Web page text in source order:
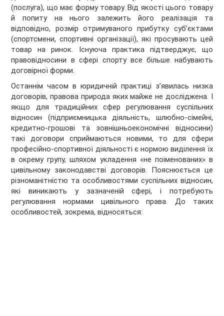
(послуга), що має форму товару. Від якості цього товару
й попиту на нього залежить його реалізація та
відповідно, розмір отримуваного прибутку суб’єктами
(спортсмени, спортивні організації), які просувають цей
товар на ринок. Існуюча практика підтверджує, що
правовідносини в сфері спорту все більше набувають
договірної форми.
Останнім часом в юридичній практиці з’явилась низка
договорів, правова природа яких майже не досліджена. І
якщо для традиційних сфер регулювання суспільних
відносин (підприємницька діяльність, шлюбно-сімейні,
кредитно-грошові та зовнішньоекономічні відносини)
такі договори сприймаються новими, то для сфери
професійно-спортивної діяльності є нормою виділення їх
в окрему групу, шляхом укладення «не поіменованих» в
цивільному законодавстві договорів. Пояснюється це
різноманітністю та особливостями суспільних відносин,
які виникають у зазначеній сфері, і потребують
регулювання нормами цивільного права. До таких
особливостей, зокрема, відносяться: